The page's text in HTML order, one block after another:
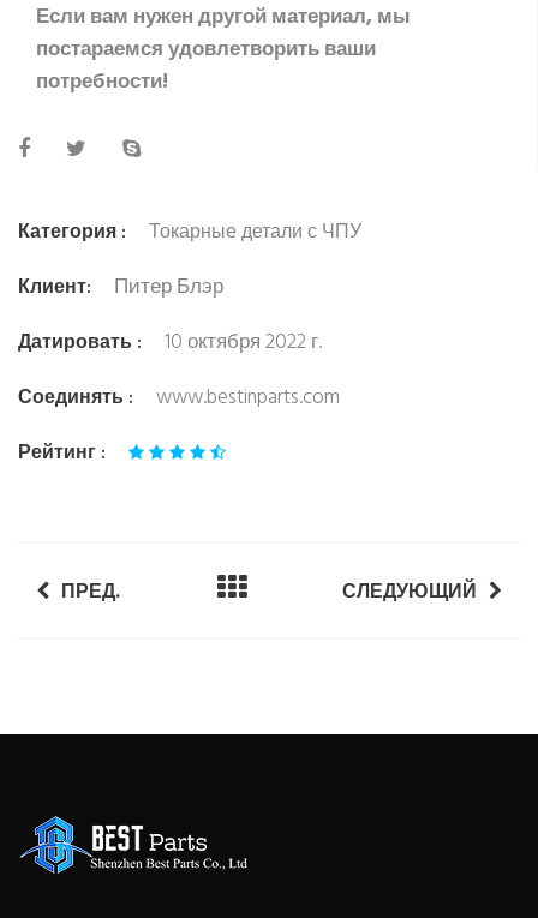
Если вам нужен другой материал, мы
постараемся удовлетворить ваши
потребности!
Категория :
Токарные детали с ЧПУ
Клиент:
Питер Блэр
Датировать : 10 октября 2022 г.
Соединять : www.bestinparts.com
Рейтинг :
ПРЕД. СЛЕДУЮЩИЙ